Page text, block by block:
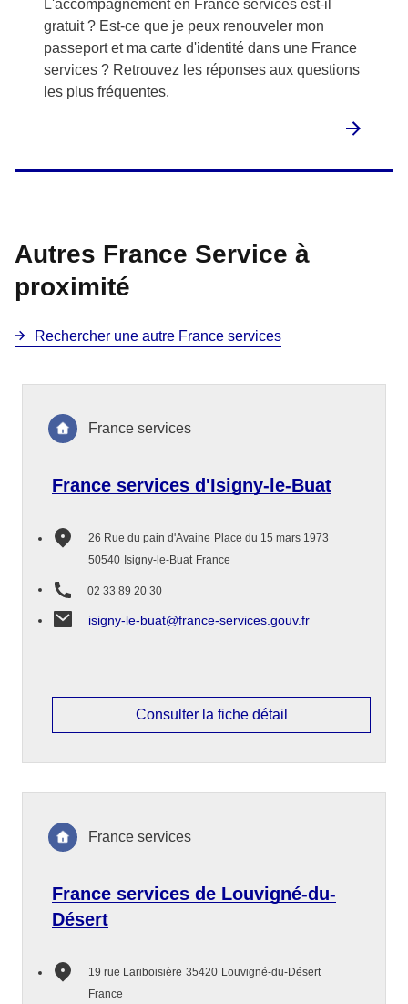
L'accompagnement en France services est-il
gratuit ? Est-ce que je peux renouveler mon
passeport et ma carte d'identité dans une France
services ? Retrouvez les réponses aux questions
les plus fréquentes.
Autres France Service à
proximité
Rechercher une autre France services
France services d'Isigny-le-Buat
26 Rue du pain d'Avaine Place du 15 mars 1973
50540 Isigny-le-Buat France
02 33 89 20 30
isigny-le-buat@france-services.gouv.fr
France services
Consulter la fiche détail
France services de Louvigné-du-
Désert
19 rue Lariboisière 35420 Louvigné-du-Désert
France
France services